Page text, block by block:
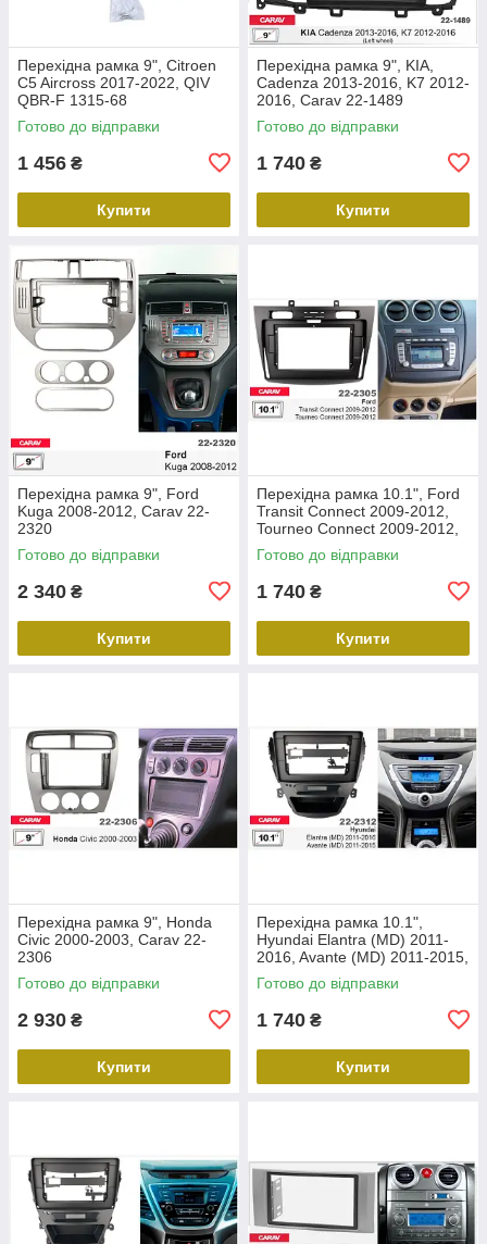
Перехідна рамка 9", Citroen
C5 Aircross 2017-2022, QIV
QBR-F 1315-68
Готово до відправки
1 456 ₴
Купити
Перехідна рамка 9", KIA,
Cadenza 2013-2016, K7 2012-
2016, Carav 22-1489
Готово до відправки
1 740 ₴
Купити
Перехідна рамка 9", Ford
Kuga 2008-2012, Carav 22-
2320
Готово до відправки
2 340 ₴
Купити
Перехідна рамка 10.1", Ford
Transit Connect 2009-2012,
Tourneo Connect 2009-2012,
Carav 22-2305
Готово до відправки
1 740 ₴
Купити
Перехідна рамка 9", Honda
Civic 2000-2003, Carav 22-
2306
Готово до відправки
2 930 ₴
Купити
Перехідна рамка 10.1",
Hyundai Elantra (MD) 2011-
2016, Avante (MD) 2011-2015,
Carav 22-2312
Готово до відправки
1 740 ₴
Купити